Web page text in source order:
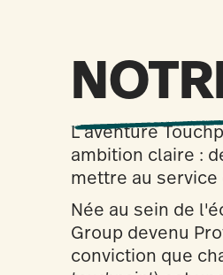
L’aventure
ambition claire :
mettre au
Née au sein de
Group devenu
conviction que